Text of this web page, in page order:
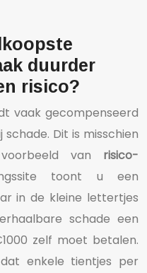
duurder
risico?
vaak gecompenseerd
Dit is misschien
van risico-
toont u een
in de kleine lettertjes
schade een
zelf moet betalen.
enkele tientjes per